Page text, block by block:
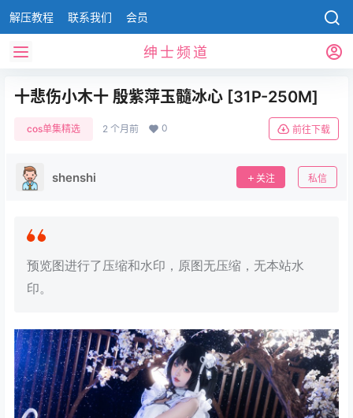
解压教程 联系我们 会员
绅士频道
十悲伤小木十 殷紫萍玉髓冰心 [31P-250M]
cos单集精选 2 个月前 0 前往下载
shenshi 关注 私信
预览图进行了压缩和水印，原图无压缩，无本站水
印。